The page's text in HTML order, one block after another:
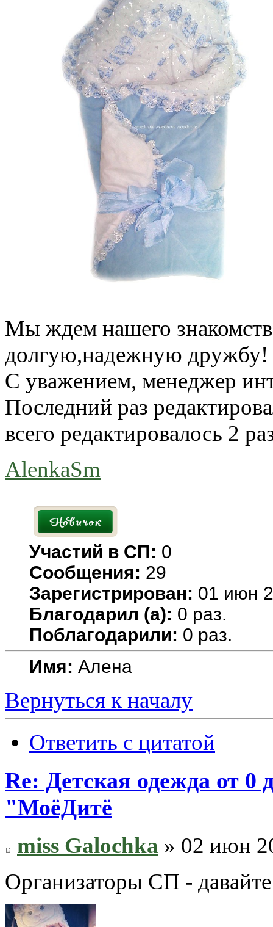
Мы ждем нашего
долгую,надежную дружбу!
С уважением, менеджер
Последний раз
всего редактировалось 2
AlenkaSm
Участий в СП: 0
Сообщения: 29
Зарегистрирован: 01 июн
Благодарил (а): 0 раз.
Поблагодарили: 0 раз.
Имя: Алена
Вернуться к началу
Ответить с цитатой
Re: Детская одежда от
"МоёДитё
miss Galochka » 02 июн
Организаторы СП -